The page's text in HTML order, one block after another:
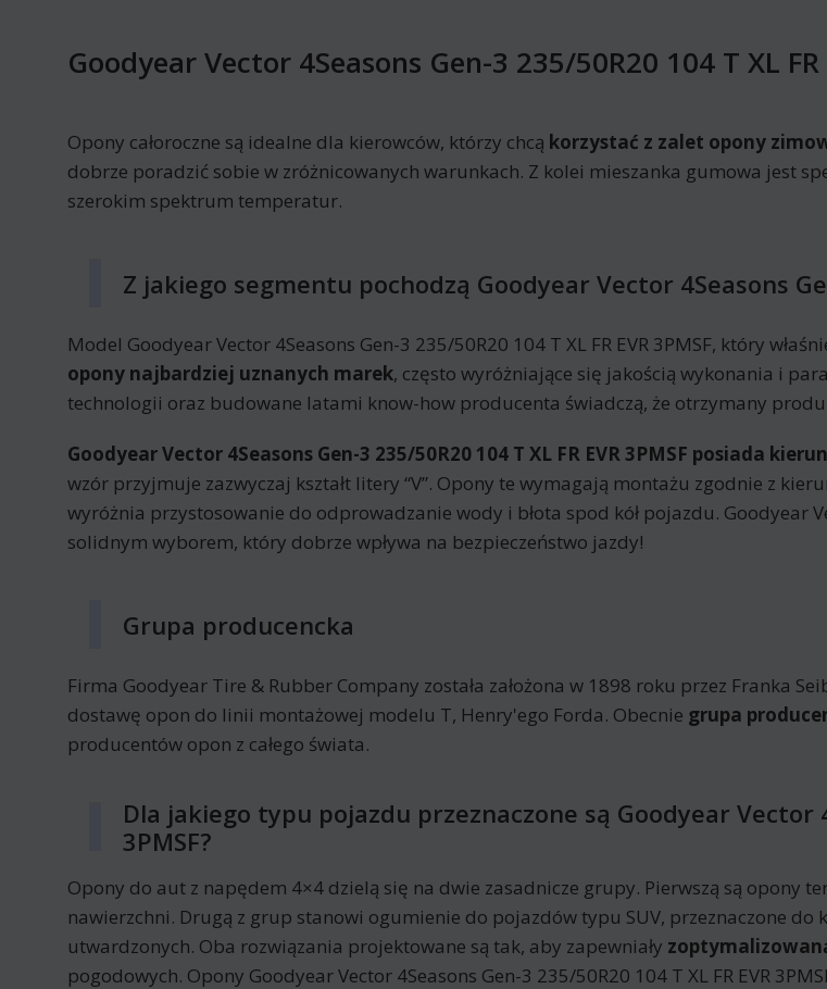
Goodyear Vector 4Seasons Gen-3 235/50R20 104 T XL FR
Opony całoroczne są idealne dla kierowców, którzy chcą korzystać z zalet opony
dobrze poradzić sobie w zróżnicowanych warunkach. Z kolei mieszanka gumowa jest
szerokim spektrum temperatur.
Z jakiego segmentu pochodzą Goodyear Vector 4Seasons
Model Goodyear Vector 4Seasons Gen-3 235/50R20 104 T XL FR EVR 3PMSF, który
opony najbardziej uznanych marek, często wyróżniające się jakością wykonania i
technologii oraz budowane latami know-how producenta świadczą, że otrzymany
Goodyear Vector 4Seasons Gen-3 235/50R20 104 T XL FR EVR 3PMSF posiada
wzór przyjmuje zazwyczaj kształt litery “V”. Opony te wymagają montażu zgodnie z
wyróżnia przystosowanie do odprowadzanie wody i błota spod kół pojazdu. Goodyear
solidnym wyborem, który dobrze wpływa na bezpieczeństwo jazdy!
Grupa producencka
Firma Goodyear Tire & Rubber Company została założona w 1898 roku przez Franka
dostawę opon do linii montażowej modelu T, Henry'ego Forda. Obecnie grupa
producentów opon z całego świata.
Dla jakiego typu pojazdu przeznaczone są Goodyear Vector
3PMSF?
Opony do aut z napędem 4×4 dzielą się na dwie zasadnicze grupy. Pierwszą są opony
nawierzchni. Drugą z grup stanowi ogumienie do pojazdów typu SUV, przeznaczone
utwardzonych. Oba rozwiązania projektowane są tak, aby zapewniały
pogodowych. Opony Goodyear Vector 4Seasons Gen-3 235/50R20 104 T XL FR EVR